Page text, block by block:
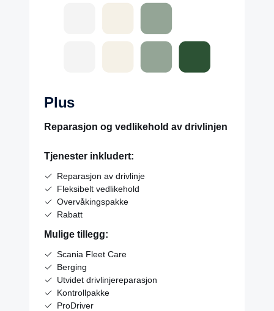
Plus
Reparasjon og vedlikehold av drivlinjen
Tjenester inkludert:
Reparasjon av drivlinje
Fleksibelt vedlikehold
Overvåkingspakke
Rabatt
Mulige tillegg:
Scania Fleet Care
Berging
Utvidet drivlinjereparasjon
Kontrollpakke
ProDriver